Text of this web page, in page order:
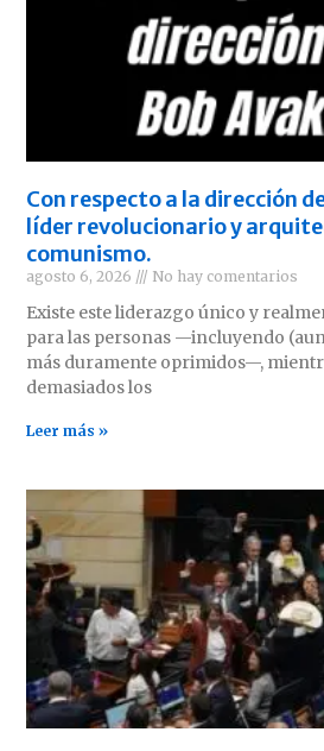
Con respecto a la dirección
líder revolucionario y
comunismo.
agosto 6, 2026 No hay comentarios
Existe este liderazgo único y
para las personas —incluyendo
más duramente oprimidos—,
demasiados los
Leer más »